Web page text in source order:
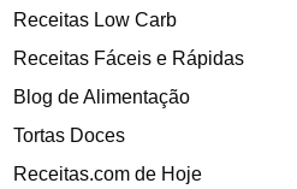
Receitas Low Carb
Receitas Fáceis e Rápidas
Blog de Alimentação
Tortas Doces
Receitas.com de Hoje